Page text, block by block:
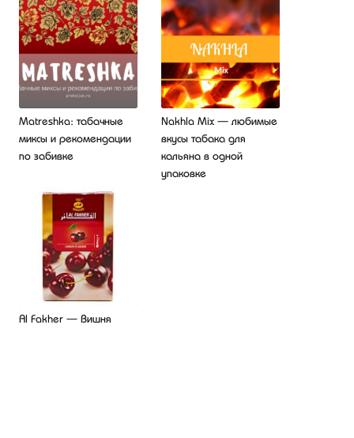
Matreshka: табачные
миксы и рекомендации
по забивке
Nakhla Mix — любимые
вкусы табака для
кальяна в одной
упаковке
Al Fakher — Вишня